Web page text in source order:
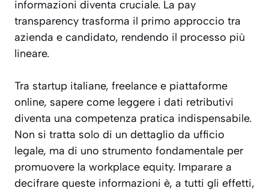
informazioni diventa cruciale. La pay
transparency trasforma il primo approccio tra
azienda e candidato, rendendo il processo più
lineare.
Tra startup italiane, freelance e piattaforme
online, sapere come leggere i dati retributivi
diventa una competenza pratica indispensabile.
Non si tratta solo di un dettaglio da ufficio
legale, ma di uno strumento fondamentale per
promuovere la workplace equity. Imparare a
decifrare queste informazioni è, a tutti gli effetti,